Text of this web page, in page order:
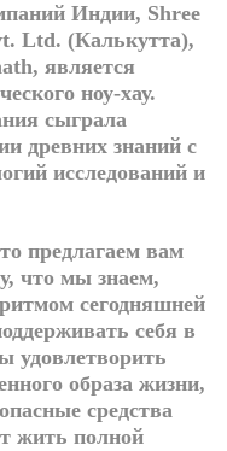
Индии, Shree
Ltd. (Калькутта),
является
ноу-хау.
сыграла
древних знаний с
исследований и
предлагаем вам
что мы знаем,
сегодняшней
себя в
удовлетворить
образа жизни,
средства
жить полной